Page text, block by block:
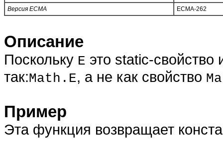
Версия ECMA ECMA-262
Описание
Поскольку E это static-свойство
так:Math.E, а не как свойство
Пример
Эта функция возвращает